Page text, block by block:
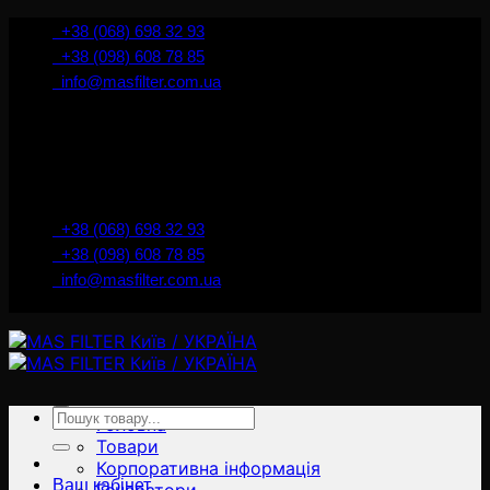
İçeriğe+38 (068) 698 32 93
+38 (098) 608 78 85
info@masfilter.com.ua
+38 (068) 698 32 93
+38 (098) 608 78 85
info@masfilter.com.ua
Головна
Товари
Корпоративна інформація
Ara:
Ваш кабінет